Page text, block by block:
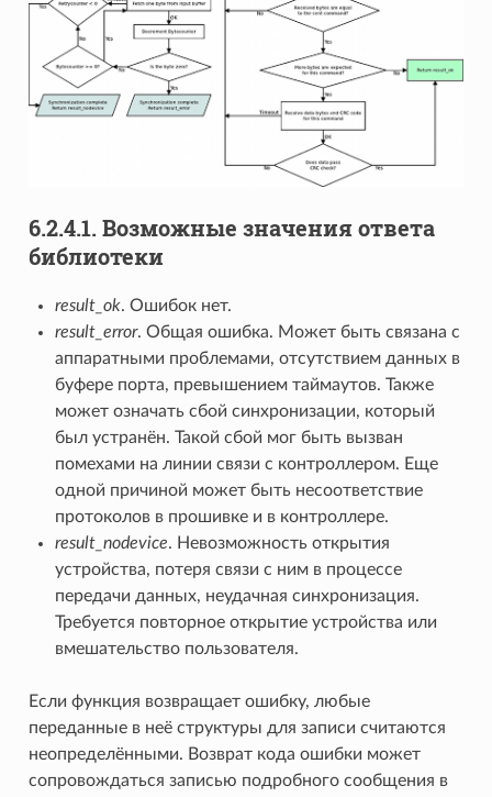
6.2.4.1. Возможные значения ответа
библиотеки
result_ok. Ошибок нет.
result_error. Общая ошибка. Может быть связана с
аппаратными проблемами, отсутствием данных в
буфере порта, превышением таймаутов. Также
может означать сбой синхронизации, который
был устранён. Такой сбой мог быть вызван
помехами на линии связи с контроллером. Еще
одной причиной может быть несоответствие
протоколов в прошивке и в контроллере.
result_nodevice. Невозможность открытия
устройства, потеря связи с ним в процессе
передачи данных, неудачная синхронизация.
Требуется повторное открытие устройства или
вмешательство пользователя.
Если функция возвращает ошибку, любые
переданные в неё структуры для записи считаются
неопределёнными. Возврат кода ошибки может
сопровождаться записью подробного сообщения в